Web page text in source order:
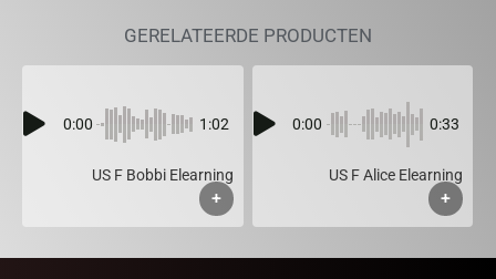
GERELATEERDE PRODUCTEN
0:00 1:02
US F Bobbi Elearning
+
0:00 0:33
US F Alice Elearning
+